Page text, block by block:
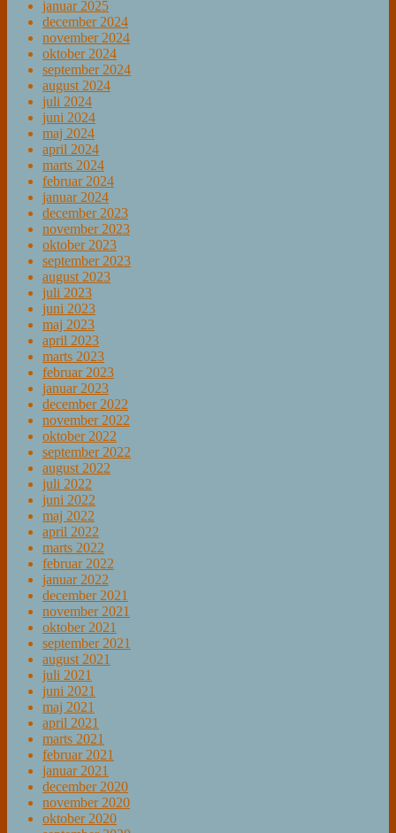
januar 2025
december 2024
november 2024
oktober 2024
september 2024
august 2024
juli 2024
juni 2024
maj 2024
april 2024
marts 2024
februar 2024
januar 2024
december 2023
november 2023
oktober 2023
september 2023
august 2023
juli 2023
juni 2023
maj 2023
april 2023
marts 2023
februar 2023
januar 2023
december 2022
november 2022
oktober 2022
september 2022
august 2022
juli 2022
juni 2022
maj 2022
april 2022
marts 2022
februar 2022
januar 2022
december 2021
november 2021
oktober 2021
september 2021
august 2021
juli 2021
juni 2021
maj 2021
april 2021
marts 2021
februar 2021
januar 2021
december 2020
november 2020
oktober 2020